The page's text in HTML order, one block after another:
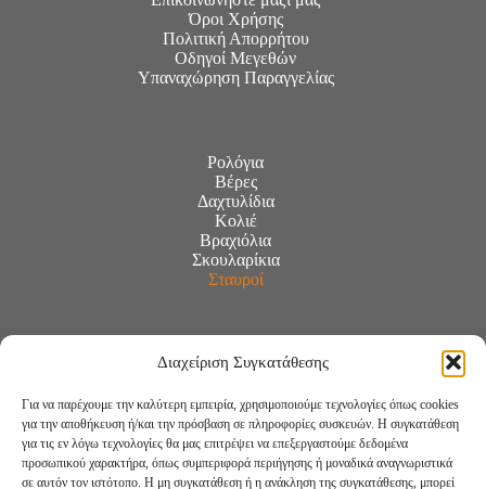
Διαχείριση Συγκατάθεσης
Για να παρέχουμε την καλύτερη εμπειρία, χρησιμοποιούμε τεχνολογίες όπως cookies
για την αποθήκευση ή/και την πρόσβαση σε πληροφορίες συσκευών. Η συγκατάθεση
για τις εν λόγω τεχνολογίες θα μας επιτρέψει να επεξεργαστούμε δεδομένα
προσωπικού χαρακτήρα, όπως συμπεριφορά περιήγησης ή μοναδικά αναγνωριστικά
σε αυτόν τον ιστότοπο. Η μη συγκατάθεση ή η ανάκληση της συγκατάθεσης, μπορεί
Όροι Χρήσης
Πολιτική Απορρήτου
Οδηγοί Μεγεθών
Υπαναχώρηση Παραγγελίας
Ρολόγια
Βέρες
Δαχτυλίδια
Κολιέ
Βραχιόλια
Σκουλαρίκια
Σταυροί